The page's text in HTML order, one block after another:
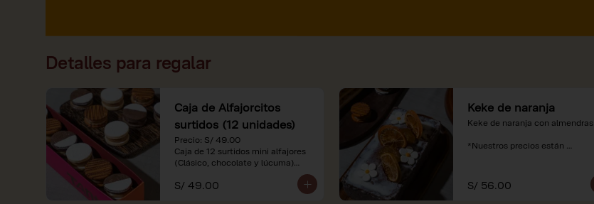
Detalles para regalar
Caja de Alfajorcitos
surtidos (12 unidades)
Precio: S/ 49.00
Caja de 12 surtidos mini alfajores
(Clásico, chocolate y lúcuma)
*Nuestros precios están
S/ 49.00
Keke de naranja
Keke de naranja con almendras.
*Nuestros precios están
S/ 56.00